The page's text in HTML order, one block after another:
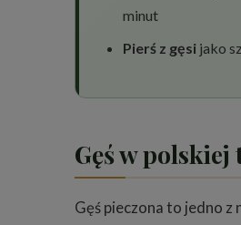
minut
Pierś z gęsi jako
Gęś w
Gęś pieczona to jedno